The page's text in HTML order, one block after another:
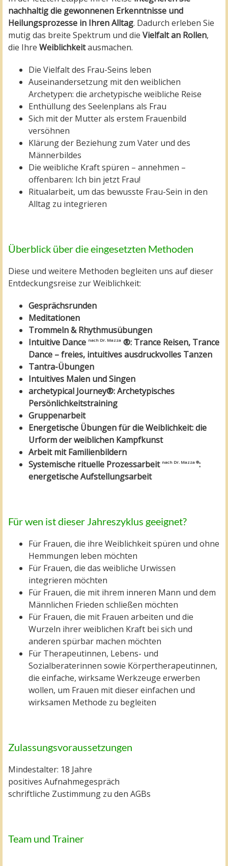
nachhaltig die gewonnenen Erkenntnisse und
Heilungsprozesse in Ihren Alltag. Dadurch erleben Sie
mutig das breite Spektrum und die Vielfalt an Rollen,
die Ihre Weiblichkeitausmachen.
Die Vielfalt des Frau-Seins leben
Auseinandersetzung mit den weiblichen
Archetypen: die archetypische weibliche Reise
Enthüllung des Seelenplans als Frau
Sich mit der Mutter als erstem Frauenbild
versöhnen
Klärung der Beziehung zum Vater und des
Männerbildes
Die weibliche Kraft spüren – annehmen –
offenbaren: Ich bin jetzt Frau!
Ritualarbeit, um das bewusste Frau-Sein in den
Alltag zu integrieren
Überblick über die eingesetzten Methoden
Diese und weitere Methoden begleiten uns auf dieser
Entdeckungsreise zur Weiblichkeit:
Gesprächsrunden
Meditationen
Trommeln & Rhythmusübungen
Intuitive Dance nach Dr. Mazza ®: Trance Reisen, Trance
Dance – freies, intuitives ausdruckvolles Tanzen
Tantra-Übungen
Intuitives Malen und Singen
archetypical Journey®: Archetypisches
Persönlichkeitstraining
Gruppenarbeit
Energetische Übungen für die Weiblichkeit: die
Urform der weiblichen Kampfkunst
Arbeit mit Familienbildern
Systemische rituelle Prozessarbeit nach Dr. Mazza®:
energetische Aufstellungsarbeit
Für wen ist dieser Jahreszyklus geeignet?
Für Frauen, die ihre Weiblichkeit spüren und ohne
Hemmungen leben möchten
Für Frauen, die das weibliche Urwissen
integrieren möchten
Für Frauen, die mit ihrem inneren Mann und dem
Männlichen Frieden schließen möchten
Für Frauen, die mit Frauen arbeiten und die
Wurzeln ihrer weiblichen Kraft bei sich und
anderen spürbar machen möchten
Für Therapeutinnen, Lebens- und
Sozialberaterinnen sowie Körpertherapeutinnen,
die einfache, wirksame Werkzeuge erwerben
wollen, um Frauen mit dieser einfachen und
wirksamen Methode zu begleiten
Zulassungsvoraussetzungen
Mindestalter: 18 Jahre
positives Aufnahmegespräch
schriftliche Zustimmung zu den AGBs
Team und Trainer